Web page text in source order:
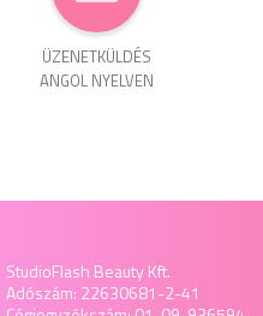
ÜZENET­KÜLDÉS
ANGOL NYELVEN
StudioFlash Beauty Kft.
Adószám: 22630681-2-41